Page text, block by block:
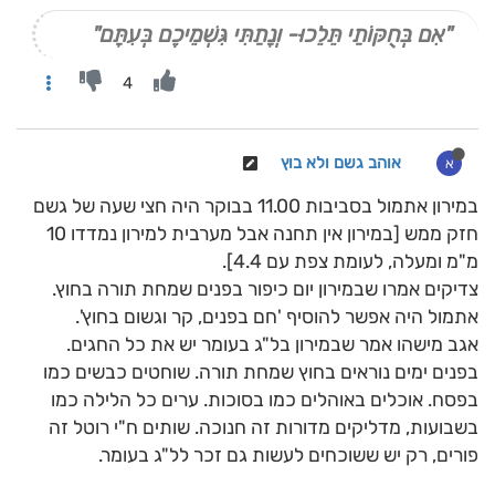
"אִם בְּחֻקּוֹתַי תֵּלֵכוּ- וְנָתַתִּי גִּשְׁמֵיכֶם בְּעִתָּם"
4
א אוהב גשם ולא בוץ
במירון אתמול בסביבות 11.00 בבוקר היה חצי שעה של גשם
חזק ממש [במירון אין תחנה אבל מערבית למירון נמדדו 10
מ"מ ומעלה, לעומת צפת עם 4.4].
צדיקים אמרו שבמירון יום כיפור בפנים שמחת תורה בחוץ.
אתמול היה אפשר להוסיף 'חם בפנים, קר וגשום בחוץ'.
אגב מישהו אמר שבמירון בל"ג בעומר יש את כל החגים.
בפנים ימים נוראים בחוץ שמחת תורה. שוחטים כבשים כמו
בפסח. אוכלים באוהלים כמו בסוכות. ערים כל הלילה כמו
בשבועות, מדליקים מדורות זה חנוכה. שותים ח"י רוטל זה
פורים, רק יש ששוכחים לעשות גם זכר לל"ג בעומר.